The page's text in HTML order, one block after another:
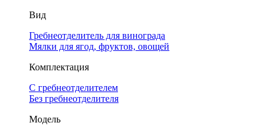
Вид
Гребнеотделитель для винограда
Мялки для ягод, фруктов, овощей
Комплектация
С гребнеотделителем
Без гребнеотделителя
Модель